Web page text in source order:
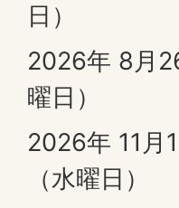
日）
2026年 8月
曜日）
2026年 11月
（水曜日）